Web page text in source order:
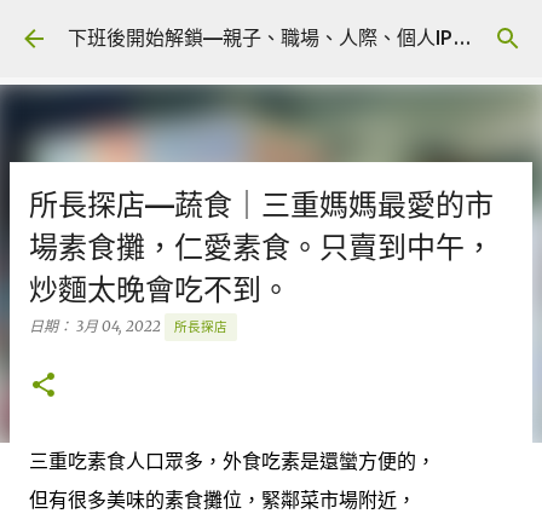
跳到主要內容 下班後開始解鎖—親子、職場、人際、個人IP 🎧 Podcast
所長探店—蔬食｜三重媽媽最愛的市
場素食攤，仁愛素食。只賣到中午，
炒麵太晚會吃不到。
日期： 3月 04, 2022 所長探店
三重吃素食人口眾多，外食吃素是還蠻方便的，
但有很多美味的素食攤位，緊鄰菜市場附近，